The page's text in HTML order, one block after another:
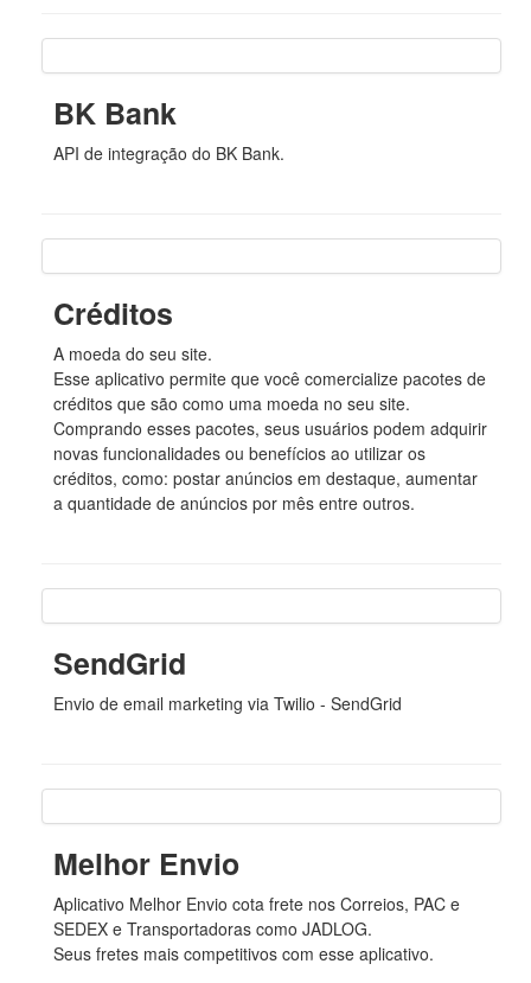
BK Bank
API de integração do BK Bank.
Créditos
A moeda do seu site.
Esse aplicativo permite que você comercialize pacotes de
créditos que são como uma moeda no seu site.
Comprando esses pacotes, seus usuários podem adquirir
novas funcionalidades ou benefícios ao utilizar os
créditos, como: postar anúncios em destaque, aumentar
a quantidade de anúncios por mês entre outros.
SendGrid
Envio de email marketing via Twilio - SendGrid
Melhor Envio
Aplicativo Melhor Envio cota frete nos Correios, PAC e
SEDEX e Transportadoras como JADLOG.
Seus fretes mais competitivos com esse aplicativo.